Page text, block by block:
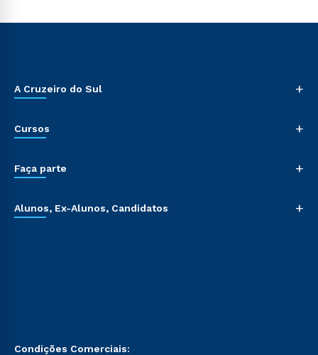
A Cruzeiro do Sul +
Cursos +
Faça parte +
Alunos, Ex-Alunos, Candidatos +
Condições Comerciais: